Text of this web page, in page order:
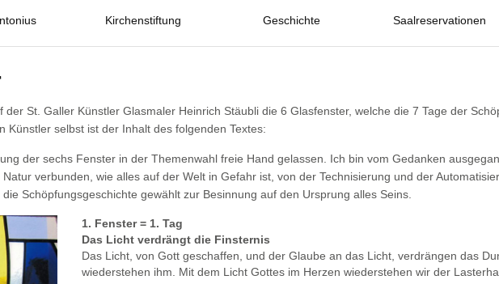
Kirchenstiftung Geschichte Saalreservationen
St. Galler Künstler Glasmaler Heinrich Stäubli die 6 Glasfenster, welche die 7 Tage der
Künstler selbst ist der Inhalt des folgenden Textes:
der sechs Fenster in der Themenwahl freie Hand gelassen. Ich bin vom Gedanken
verbunden, wie alles auf der Welt in Gefahr ist, von der Technisierung und der
Schöpfungsgeschichte gewählt zur Besinnung auf den Ursprung alles Seins.
1. Fenster = 1. Tag
Das Licht verdrängt die Finsternis
Das Licht, von Gott geschaffen, und der Glaube an das Licht, verdrängen das
wiederstehen ihm. Mit dem Licht Gottes im Herzen wiederstehen wir der